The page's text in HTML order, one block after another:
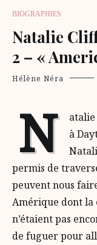
BIOGRAPHIES
Natalie
2 – «
Hélène Néra
N
atalie
à
permis de
peuvent nous
Amérique dont la
n’étaient pas
de fuguer pour